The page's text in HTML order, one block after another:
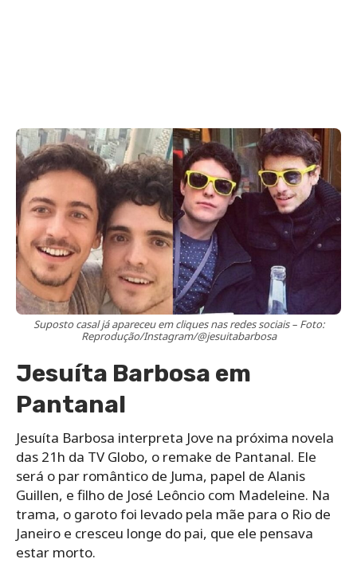
Suposto casal já apareceu em cliques nas redes sociais – Foto:
Reprodução/Instagram/@jesuitabarbosa
Jesuíta Barbosa em
Pantanal
Jesuíta Barbosa interpreta Jove na próxima novela
das 21h da TV Globo, o remake de Pantanal. Ele
será o par romântico de Juma, papel de Alanis
Guillen, e filho de José Leôncio com Madeleine. Na
trama, o garoto foi levado pela mãe para o Rio de
Janeiro e cresceu longe do pai, que ele pensava
estar morto.